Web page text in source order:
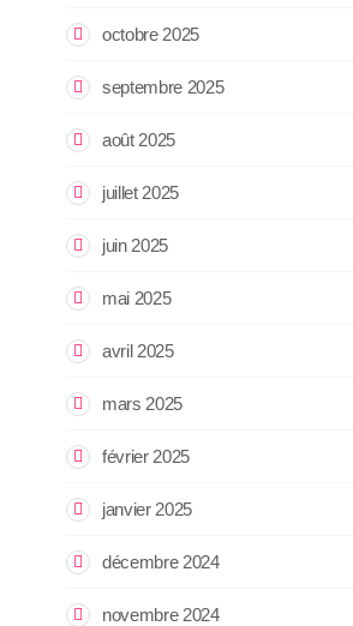
octobre 2025
septembre 2025
août 2025
juillet 2025
juin 2025
mai 2025
avril 2025
mars 2025
février 2025
janvier 2025
décembre 2024
novembre 2024